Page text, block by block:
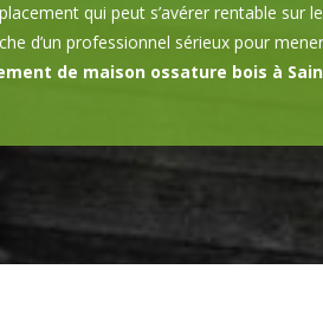
qui peut s’avérer rentable
d’un professionnel sérieux pour
de maison ossature bois à